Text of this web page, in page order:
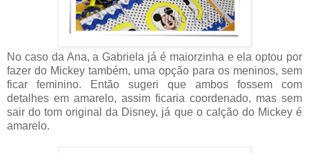
No caso da Ana, a Gabriela já é maiorzinha e ela optou por
fazer do Mickey também, uma opção para os meninos, sem
ficar feminino. Então sugeri que ambos fossem com
detalhes em amarelo, assim ficaria coordenado, mas sem
sair do tom original da Disney, já que o calção do Mickey é
amarelo.